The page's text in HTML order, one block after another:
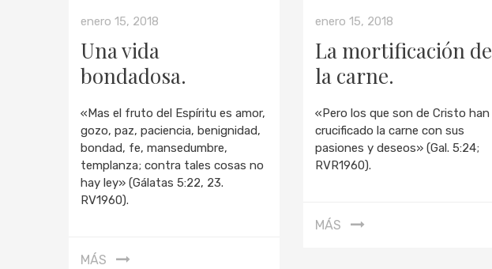
enero 15, 2018
Una vida
bondadosa.
«Mas el fruto del Espíritu es amor,
gozo, paz, paciencia, benignidad,
bondad, fe, mansedumbre,
templanza; contra tales cosas no
hay ley» (Gálatas 5:22, 23.
RV1960).
MÁS
enero 15, 2018
La mortificación de
la carne.
«Pero los que son de Cristo han
crucificado la carne con sus
pasiones y deseos» (Gal. 5:24;
RVR1960).
MÁS